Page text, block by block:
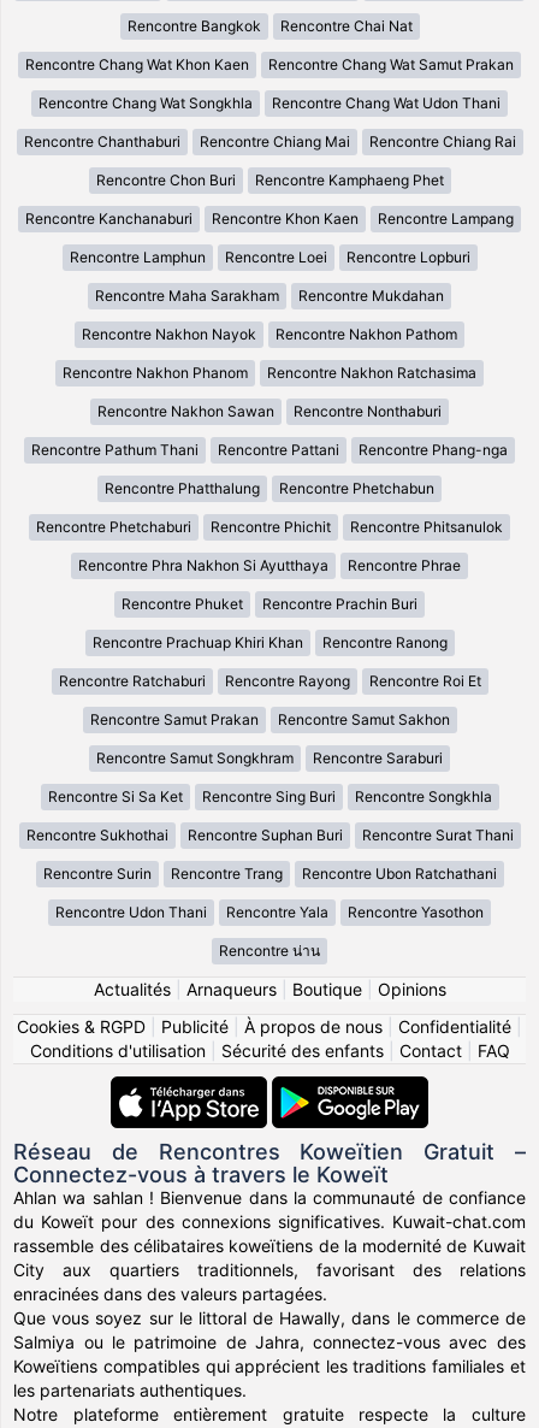
Rencontre Bangkok Rencontre Chai Nat
Rencontre Chang Wat Khon Kaen Rencontre Chang Wat Samut Prakan
Rencontre Chang Wat Songkhla Rencontre Chang Wat Udon Thani
Rencontre Chanthaburi Rencontre Chiang Mai Rencontre Chiang Rai
Rencontre Chon Buri Rencontre Kamphaeng Phet
Rencontre Kanchanaburi Rencontre Khon Kaen Rencontre Lampang
Rencontre Lamphun Rencontre Loei Rencontre Lopburi
Rencontre Maha Sarakham Rencontre Mukdahan
Rencontre Nakhon Nayok Rencontre Nakhon Pathom
Rencontre Nakhon Phanom Rencontre Nakhon Ratchasima
Rencontre Nakhon Sawan Rencontre Nonthaburi
Rencontre Pathum Thani Rencontre Pattani Rencontre Phang-nga
Rencontre Phatthalung Rencontre Phetchabun
Rencontre Phetchaburi Rencontre Phichit Rencontre Phitsanulok
Rencontre Phra Nakhon Si Ayutthaya Rencontre Phrae
Rencontre Phuket Rencontre Prachin Buri
Rencontre Prachuap Khiri Khan Rencontre Ranong
Rencontre Ratchaburi Rencontre Rayong Rencontre Roi Et
Rencontre Samut Prakan Rencontre Samut Sakhon
Rencontre Samut Songkhram Rencontre Saraburi
Rencontre Si Sa Ket Rencontre Sing Buri Rencontre Songkhla
Rencontre Sukhothai Rencontre Suphan Buri Rencontre Surat Thani
Rencontre Surin Rencontre Trang Rencontre Ubon Ratchathani
Rencontre Udon Thani Rencontre Yala Rencontre Yasothon
Rencontre น่าน
Actualités| Arnaqueurs| Boutique| Opinions
Cookies & RGPD
Publicité À propos de nous Confidentialité
Conditions d'utilisation| Sécurité des enfants| Contact| FAQ
Réseau de Rencontres Koweïtien Gratuit –
Connectez-vous à travers le Koweït
Ahlan wa sahlan ! Bienvenue dans la communauté de confiance
du Koweït pour des connexions significatives. Kuwait-chat.com
rassemble des célibataires koweïtiens de la modernité de Kuwait
City aux quartiers traditionnels, favorisant des relations
enracinées dans des valeurs partagées.
Que vous soyez sur le littoral de Hawally, dans le commerce de
Salmiya ou le patrimoine de Jahra, connectez-vous avec des
Koweïtiens compatibles qui apprécient les traditions familiales et
les partenariats authentiques.
Notre plateforme entièrement gratuite respecte la culture